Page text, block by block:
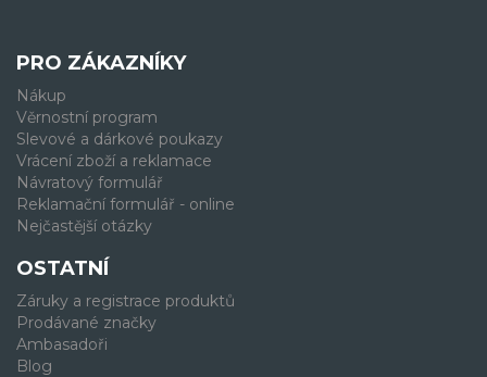
PRO ZÁKAZNÍKY
Nákup
Věrnostní program
Slevové a dárkové poukazy
Vrácení zboží a reklamace
Návratový formulář
Reklamační formulář - online
Nejčastější otázky
OSTATNÍ
Záruky a registrace produktů
Prodávané značky
Ambasadoři
Blog